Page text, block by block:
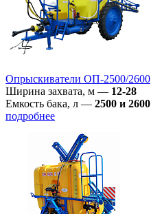
Опрыскиватели ОП-2500/2600
Ширина захвата, м — 12-28
Емкость бака, л — 2500 и 2600
подробнее